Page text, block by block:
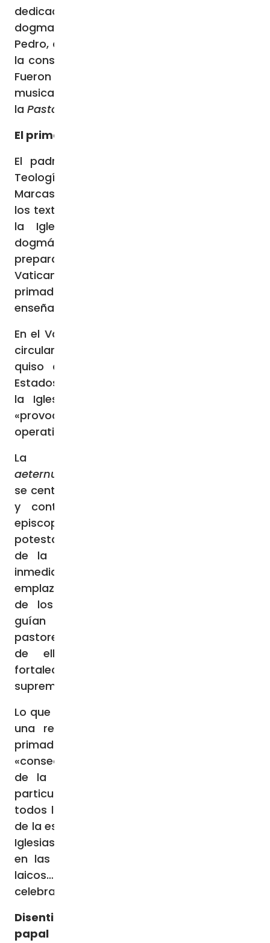
dedicadas a la historia y evolución del
dogma de la infalibilidad del Magisterio de
Pedro, definido por el Concilio Vaticano I en
la constitución dogmática
Fueron introducidas por un momento
musical y la lectura de un pasaje de
la Pastor aeternus
El primado del Papa
El padre Leonardo Pelonara, profesor de
Teología en el Instituto Teológico de las
Marcas de Ancona, señaló que «a partir de
los textos y acontecimientos que llevaron a
la Iglesia a determinadas expresiones
dogmáticas, es posible reconocer en la
preparación, celebración y recepción del
Vaticano I una fecunda evocación del
primado y de la colegialidad que puede
enseñarnos mucho».
En el Vaticano I no faltaron las discusiones
circulares y el «diálogo directo». Pío IX lo
quiso así en un momento en que «los
Estados intentaban eliminar la influencia de
la Iglesia en su interior», también para
«provocar una unidad real, visible y
operativa de todo el episcopado».
La constitución
aeternus
se centra en la figura del romano Pontífice,
y contiene referencias a su potestad
episcopal y precisa que la primacía de su
potestad «no prejuzga en modo alguno la
de la jurisdicción episcopal, ordinaria e
inmediata, por la que los obispos,
emplazados por el Espíritu Santo en el lugar
de los apóstoles, como sus sucesores,
guían y gobiernan, como verdaderos
pastores, el rebaño asignado a cada uno
de ellos, más aún, es confirmada,
fortalecida y defendida por el Pastor
supremo y universal».
Lo que surge, observó el padre Pelonara, es
una recíproca y fecunda evocación del
primado y del episcopado que es
«consecuencia de la interioridad recíproca
de la Iglesia universal y de las Iglesias
particulares» y que «puede reflejarse en
todos los niveles y en todas las realidades
de la estructura eclesial, por ejemplo, en las
Iglesias locales entre obispo y presbiterio, o
en las parroquias entre ministros y fieles
laicos… o en el Sínodo que se está
celebrando actualmente».
Disentimiento de un pronunciamiento
papal